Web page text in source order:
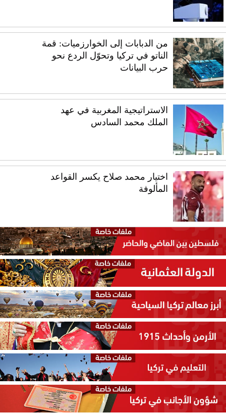
من الدبابات إلى الخوارزميات: قمة
الناتو في تركيا وتحوّل الردع نحو
حرب البيانات
الاستراتيجية المغربية في عهد
الملك محمد السادس
اختيار محمد صلاح يكسر القواعد
المألوفة